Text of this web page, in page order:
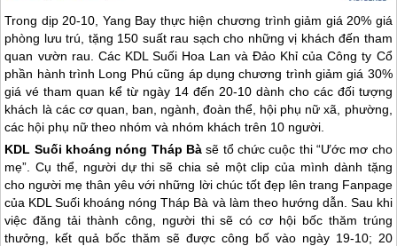
Trong dịp 20-10, Yang Bay thực hiện chương trình giảm giá 20% giá
phòng lưu trú, tặng 150 suất rau sạch cho những vị khách đến tham
quan vườn rau. Các KDL Suối Hoa Lan và Đảo Khỉ của Công ty Cổ
phần hành trình Long Phú cũng áp dụng chương trình giảm giá 30%
giá vé tham quan kể từ ngày 14 đến 20-10 dành cho các đối tượng
khách là các cơ quan, ban, ngành, đoàn thể, hội phụ nữ xã, phường,
các hội phụ nữ theo nhóm và nhóm khách trên 10 người.
KDL Suối khoáng nóng Tháp Bà sẽ tổ chức cuộc thi “Ước mơ cho
mẹ”. Cụ thể, người dự thi sẽ chia sẻ một clip của mình dành tặng
cho người mẹ thân yêu với những lời chúc tốt đẹp lên trang Fanpage
của KDL Suối khoáng nóng Tháp Bà và làm theo hướng dẫn. Sau khi
việc đăng tải thành công, người thi sẽ có cơ hội bốc thăm trúng
thưởng, kết quả bốc thăm sẽ được công bố vào ngày 19-10; 20